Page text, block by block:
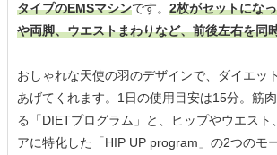
タイプのEMSマシンです。 2枚がセットにな
や両脚、ウエストまわりなど、前後左右を同
おしゃれな天使の羽のデザインで、ダイエッ
あげてくれます。1日の使用目安は15分。筋
る「DIETプログラム」と、ヒップやウエスト
アに特化した「HIP UP program」の2つのモ